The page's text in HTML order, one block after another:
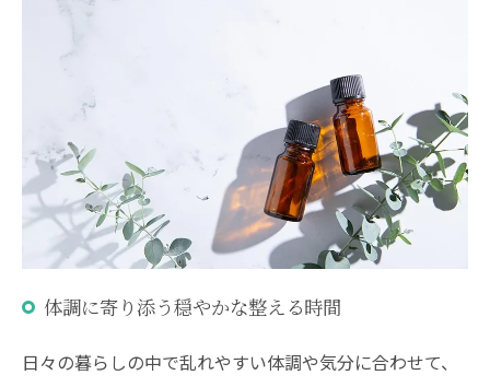
体調に寄り添う穏やかな整える時間
日々の暮らしの中で乱れやすい体調や気分に合わせて、